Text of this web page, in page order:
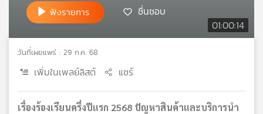
01:00:14
ฟังรายการ ชื่นชอบ
วันที่เผยแพร่ : 29 ก.ค. 68
เพิ่มในเพลย์ลิสต์ แชร์
เรื่องร้องเรียนครึ่งปีแรก 2568 ปัญหาสินค้าและบริการนำ